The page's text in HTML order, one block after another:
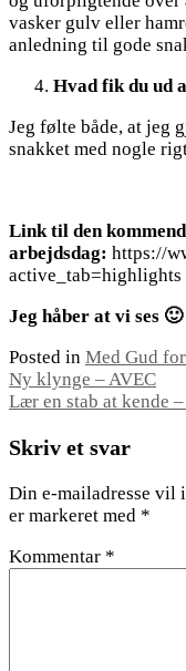
vasker gulv eller
anledning til gode
Hvad fik du ud
Jeg følte både, at jeg
snakket med nogle
Link til den
arbejdsdag: https://
active_tab=highlights
Jeg håber at vi ses 🙂
Posted in Med Gud
Ny klynge – AVEC
Lær en stab at kende
Skriv et svar
Din e-mailadresse vil
er markeret med *
Kommentar *